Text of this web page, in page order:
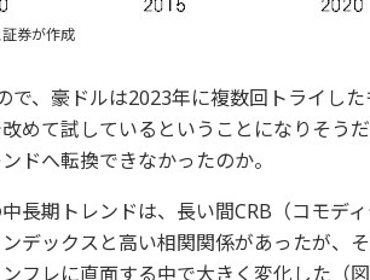
券が作成
で、豪ドルは2023年に複数回トライし
めて試しているということになりそう
ドへ転換できなかったのか。
長期トレンドは、長い間CRB（コモデ
デックスと高い相関関係があったが、
フレに直面する中で大きく変化した（図